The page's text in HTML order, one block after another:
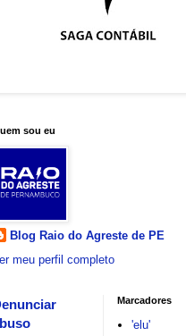
sou eu
Blog Raio do Agreste de PE
meu perfil completo
Marcadores
'elu'